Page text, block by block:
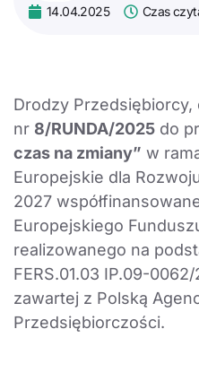
14.04.2025 Czas
Drodzy Przedsiębiorcy,
nr 8/RUNDA/2025 do
czas na zmiany” w
Europejskie dla
2027
Europejskiego
realizowanego na
FERS.01.03 IP.09-
zawartej z Polską
Przedsiębiorczości.